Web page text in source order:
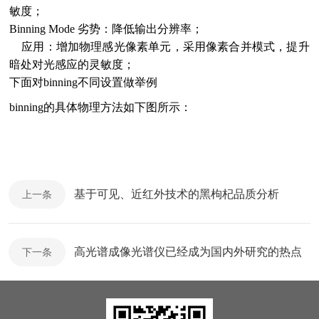
敏度；
Binning Mode 劣势：降低输出分辨率；
应用：增加物理感光像素单元，采用像素合并模式，提升
暗处对光感应的灵敏度；
下面对binning不同设置做举例
binning的具体物理方法如下图所示：
上一条 基于可见、近红外技术的黑枸杞品质分析
下一条 高光谱成像光谱仪已经成为国内外研究的热点